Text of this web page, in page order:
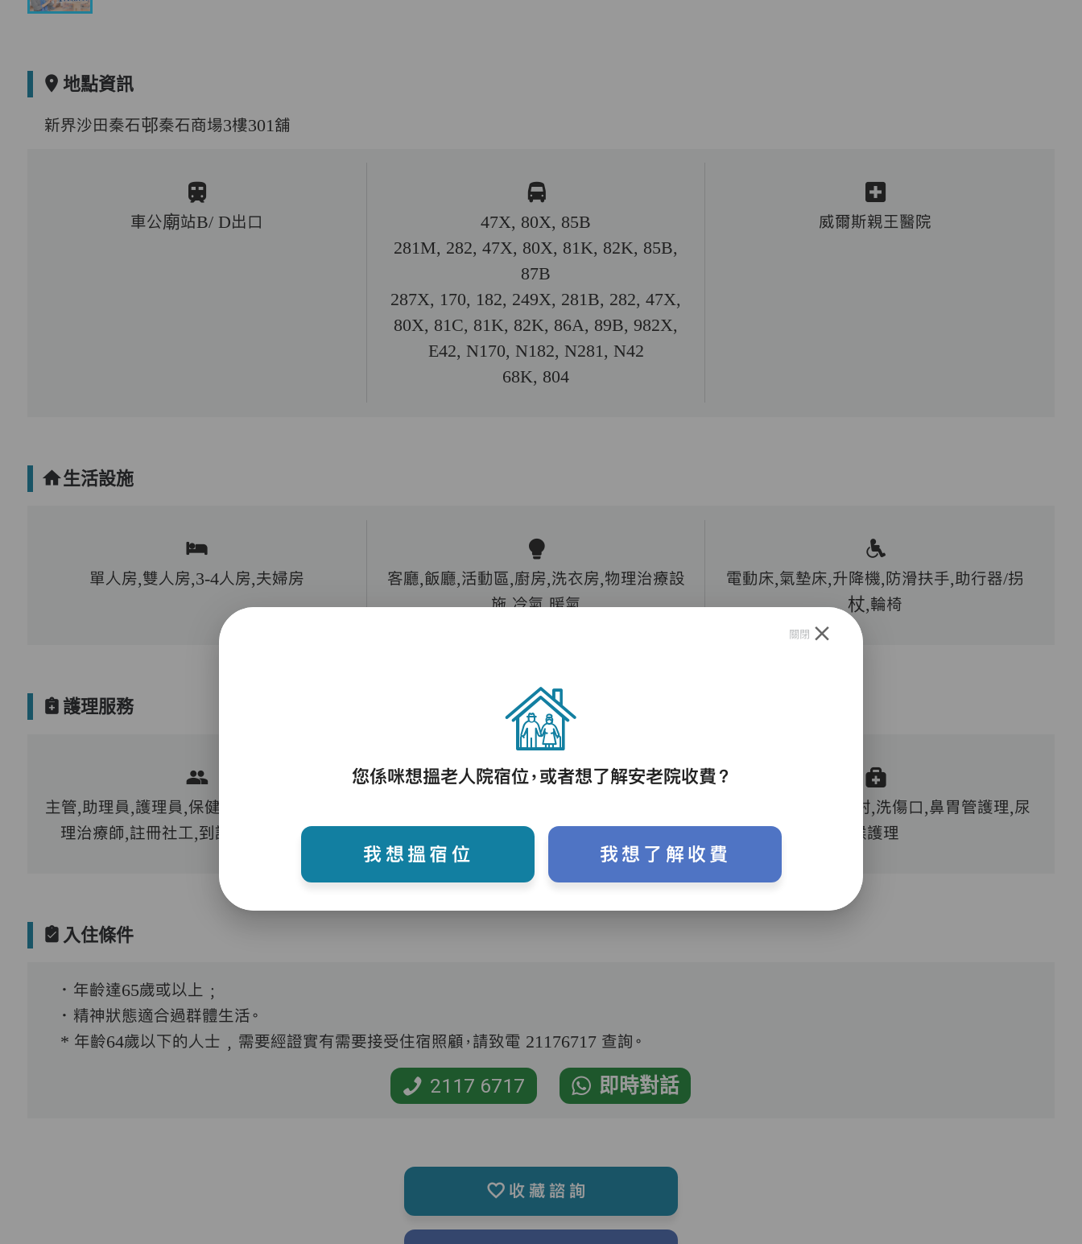
地點資訊
新界沙田秦石邨秦石商場3樓301舖
車公廟站B/ D出口
47X, 80X, 85B
281M, 282, 47X, 80X, 81K, 82K, 85B,
87B
287X, 170, 182, 249X, 281B, 282, 47X,
80X, 81C, 81K, 82K, 86A, 89B, 982X,
E42, N170, N182, N281, N42
68K, 804
威爾斯親王醫院
生活設施
單人房,雙人房,3-4人房,夫婦房
客廳,飯廳,活動區,廚房,洗衣房,物理治療設
施,冷氣,暖氣
電動床,氣墊床,升降機,防滑扶手,助行器/拐
杖,輪椅
護理服務
主管,助理員,護理員,保健員,營養師,護士,物
理治療師,註冊社工,到診醫生,外展牙科
助沐浴、餵飯、換尿片
血糖測試,胰島素注射,洗傷口,鼻胃管護理,尿
喉護理
入住條件
．年齡達65歲或以上﹔
．精神狀態適合過群體生活。
* 年齡64歲以下的人士﹐需要經證實有需要接受住宿照顧，請致電 21176717 查詢。
2117 6717 即時對話
收藏諮詢
關閉
您係咪想搵老人院宿位，或者想了解安老院收費？
我想搵宿位 我想了解收費